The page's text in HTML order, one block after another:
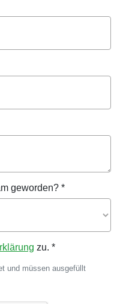
geworden? *
zu. *
und müssen ausgefüllt